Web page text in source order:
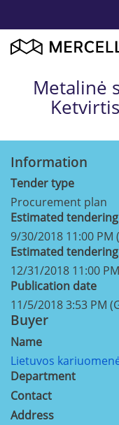
Metalinė
Information
Tender type
Procurement plan
Estimated
9/30/2018 11:00 PM
Estimated
12/31/2018 11:00
Publication date
11/5/2018 3:53 PM
Buyer
Name
Lietuvos
Department
Contact
Address